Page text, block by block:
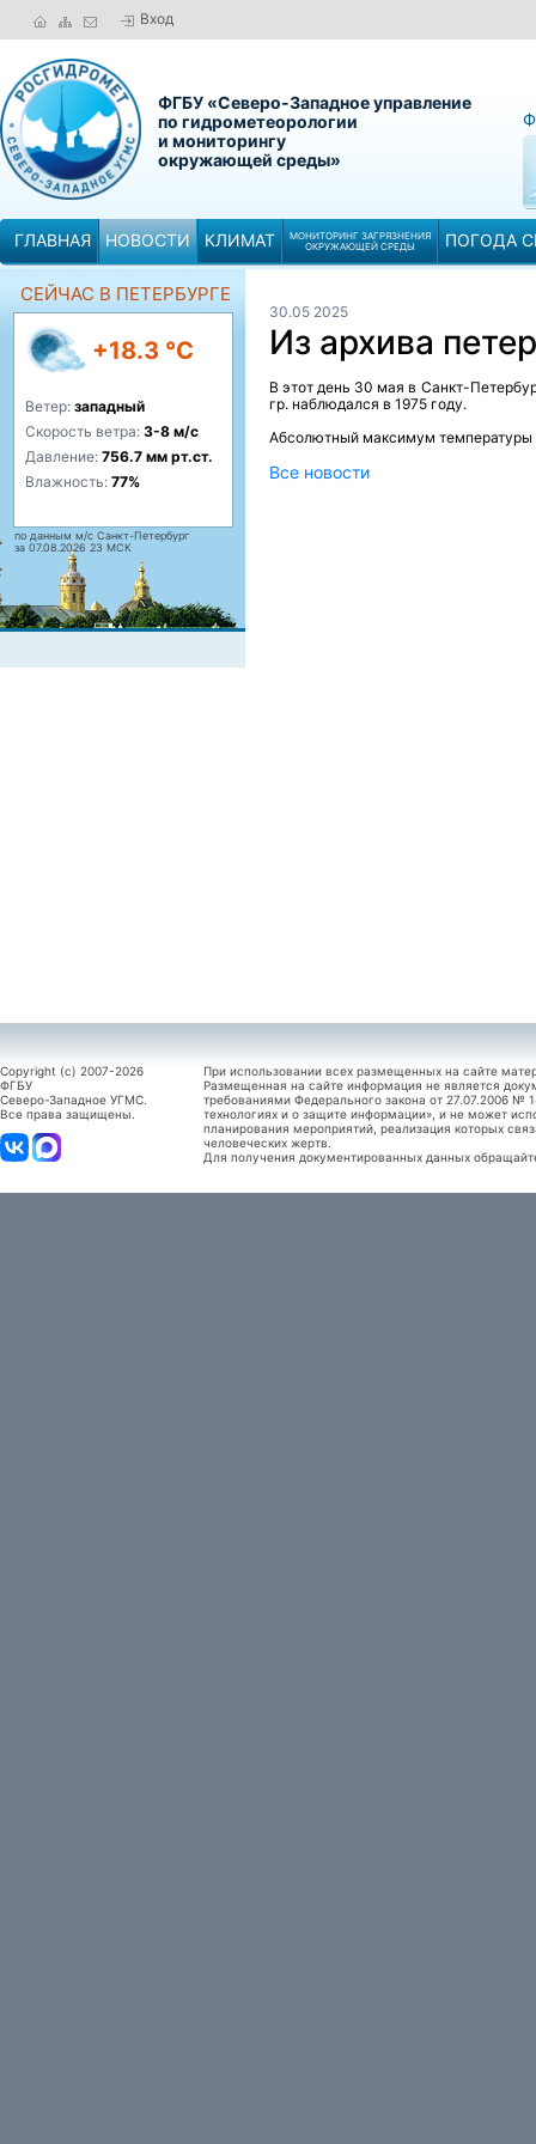
Вход
ФГБУ «Северо-Западное управление
по гидрометеорологии
и мониторингу
окружающей среды»
ГЛАВНАЯ НОВОСТИ КЛИМАТ
МОНИТОРИНГ ЗАГРЯЗНЕНИЯ
ОКРУЖАЮЩЕЙ СРЕДЫ
ПОГОДА
СЕЙЧАС В ПЕТЕРБУРГЕ
+18.3 °C
Ветер: западный
Скорость ветра: 3-8 м/с
Давление: 756.7 мм рт.ст.
Влажность: 77%
по данным м/с Санкт-Петербург
за 07.08.2026 23 МСК
30.05 2025
Из архива
В этот день 30 мая в Санкт-
гр. наблюдался в 1975 году.
Абсолютный максимум температуры
Все новости
Copyright (c) 2007-2026
ФГБУ
Северо-Западное УГМС.
Все права защищены.
При использовании всех размещенных на сайте
Размещенная на сайте информация не является
требованиями Федерального закона от 27.07.2006
технологиях и о защите информации», и не может
планирования мероприятий, реализация которых
человеческих жертв.
Для получения документированных данных